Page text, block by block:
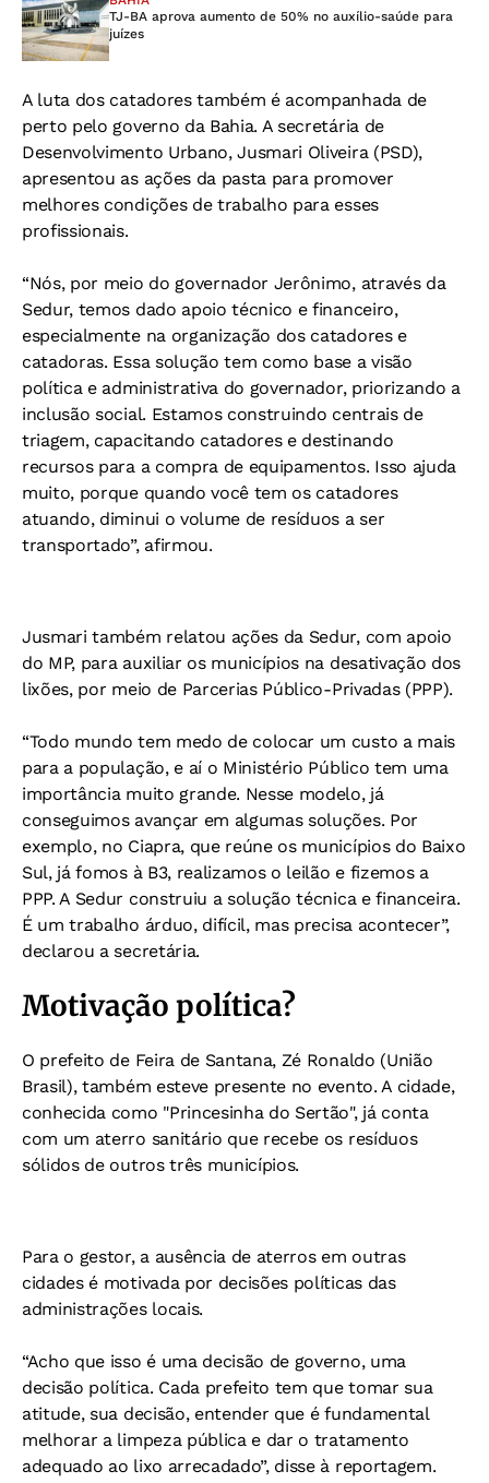
TJ-BA aprova aumento de 50% no auxílio-saúde para
juízes
A luta dos catadores também é acompanhada de
perto pelo governo da Bahia. A secretária de
Desenvolvimento Urbano, Jusmari Oliveira (PSD),
apresentou as ações da pasta para promover
melhores condições de trabalho para esses
profissionais.
“Nós, por meio do governador Jerônimo, através da
Sedur, temos dado apoio técnico e financeiro,
especialmente na organização dos catadores e
catadoras. Essa solução tem como base a visão
política e administrativa do governador, priorizando a
inclusão social. Estamos construindo centrais de
triagem, capacitando catadores e destinando
recursos para a compra de equipamentos. Isso ajuda
muito, porque quando você tem os catadores
atuando, diminui o volume de resíduos a ser
transportado”, afirmou.
Jusmari também relatou ações da Sedur, com apoio
do MP, para auxiliar os municípios na desativação dos
lixões, por meio de Parcerias Público-Privadas (PPP).
“Todo mundo tem medo de colocar um custo a mais
para a população, e aí o Ministério Público tem uma
importância muito grande. Nesse modelo, já
conseguimos avançar em algumas soluções. Por
exemplo, no Ciapra, que reúne os municípios do Baixo
Sul, já fomos à B3, realizamos o leilão e fizemos a
PPP. A Sedur construiu a solução técnica e financeira.
É um trabalho árduo, difícil, mas precisa acontecer”,
declarou a secretária.
Motivação política?
O prefeito de Feira de Santana, Zé Ronaldo (União
Brasil), também esteve presente no evento. A cidade,
conhecida como "Princesinha do Sertão", já conta
com um aterro sanitário que recebe os resíduos
sólidos de outros três municípios.
Para o gestor, a ausência de aterros em outras
cidades é motivada por decisões políticas das
administrações locais.
“Acho que isso é uma decisão de governo, uma
decisão política. Cada prefeito tem que tomar sua
atitude, sua decisão, entender que é fundamental
melhorar a limpeza pública e dar o tratamento
adequado ao lixo arrecadado”, disse à reportagem.